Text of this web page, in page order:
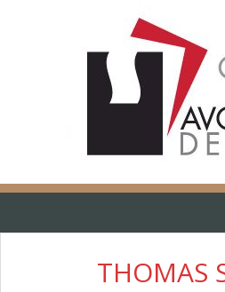
THOMAS